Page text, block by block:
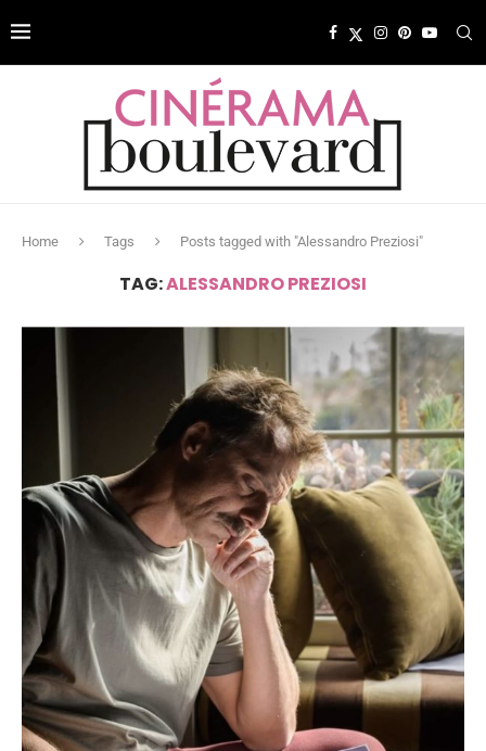
Home Tags Posts tagged with "Alessandro Preziosi"
TAG:ALESSANDRO PREZIOSI